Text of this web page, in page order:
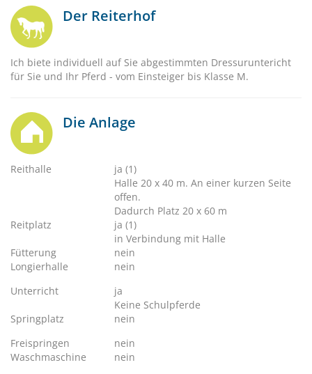
Der Reiterhof
Ich biete individuell auf Sie abgestimmten Dressuruntericht
für Sie und Ihr Pferd - vom Einsteiger bis Klasse M.
Die Anlage
Reithalle
ja (1)
Halle 20 x 40 m. An einer kurzen Seite
offen.
Dadurch Platz 20 x 60 m
Reitplatz
ja (1)
in Verbindung mit Halle
Fütterung
nein
Longierhalle
nein
Unterricht
ja
Keine Schulpferde
Springplatz
nein
Freispringen
nein
Waschmaschine
nein